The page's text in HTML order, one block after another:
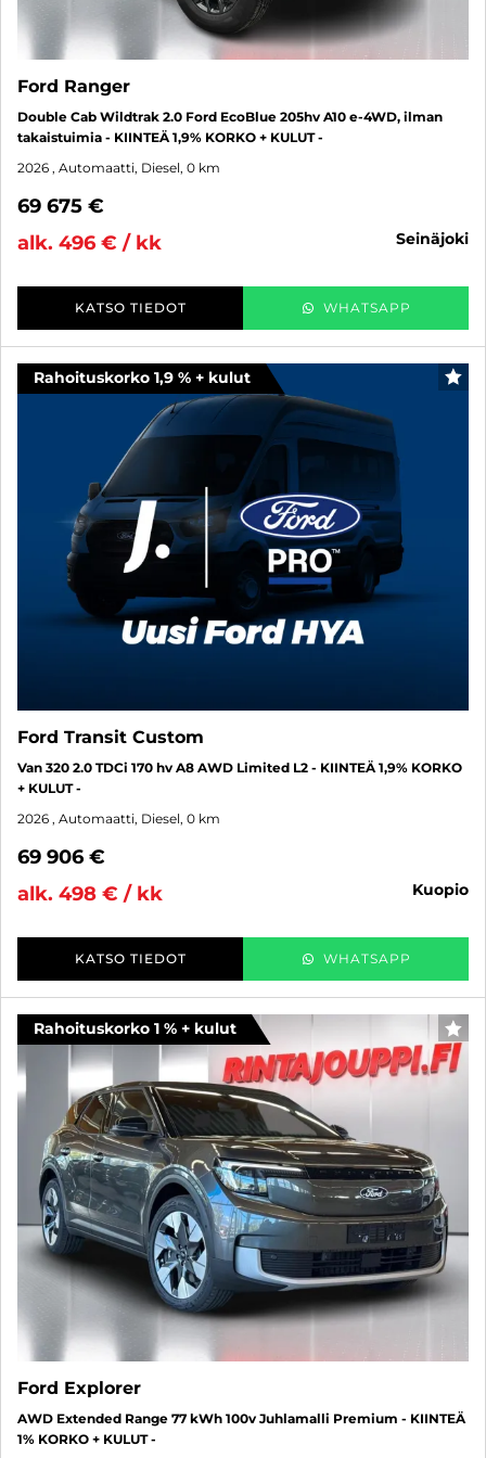
Ford Ranger
Double Cab Wildtrak 2.0 Ford EcoBlue 205hv A10 e-4WD, ilman
takaistuimia - KIINTEÄ 1,9% KORKO + KULUT -
2026 , Automaatti, Diesel, 0 km
69 675 €
alk. 496 € / kk
seinäjoki
KATSO TIEDOT WHATSAPP
Rahoituskorko 1,9 % + kulut
Ford Transit Custom
Van 320 2.0 TDCi 170 hv A8 AWD Limited L2 - KIINTEÄ 1,9% KORKO
+ KULUT -
2026 , Automaatti, Diesel, 0 km
69 906 €
alk. 498 € / kk
kuopio
KATSO TIEDOT WHATSAPP
Rahoituskorko 1 % + kulut
Ford Explorer
AWD Extended Range 77 kWh 100v Juhlamalli Premium - KIINTEÄ
1% KORKO + KULUT -